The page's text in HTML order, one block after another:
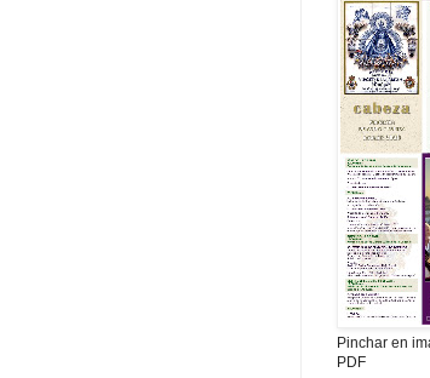
Pinchar en
PDF